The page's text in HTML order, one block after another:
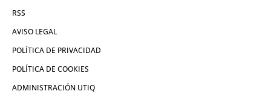
RSS
AVISO LEGAL
POLÍTICA DE PRIVACIDAD
POLÍTICA DE COOKIES
ADMINISTRACIÓN UTIQ